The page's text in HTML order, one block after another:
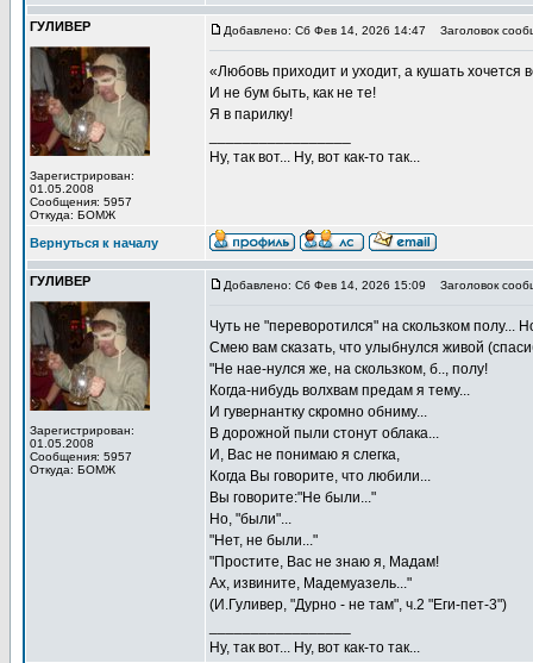
ГУЛИВЕР
Зарегистрирован:
01.05.2008
Сообщения: 5957
Откуда: БОМЖ
Добавлено: Сб Фев 14, 2026 14:47 Заголовок
«Любовь приходит и уходит, а кушать хочется
И не бум быть, как не те!
Я в парилку!
Ну, так вот... Ну, вот как-то так...
Вернуться к началу
ГУЛИВЕР
Зарегистрирован:
01.05.2008
Сообщения: 5957
Откуда: БОМЖ
Добавлено: Сб Фев 14, 2026 15:09 Заголовок
Чуть не "переворотился" на скользком полу...
Смею вам сказать, что улыбнулся живой
"Не нае-нулся же, на скользком, б.., полу!
Когда-нибудь волхвам предам я тему...
И гувернантку скромно обниму...
В дорожной пыли стонут облака...
И, Вас не понимаю я слегка,
Когда Вы говорите, что любили...
Вы говорите:"Не были..."
Но, "были"...
"Нет, не были..."
"Простите, Вас не знаю я, Мадам!
Ах, извините, Мадемуазель..."
(И.Гуливер, "Дурно - не там", ч.2 "Еги-пет-3")
Ну, так вот... Ну, вот как-то так...